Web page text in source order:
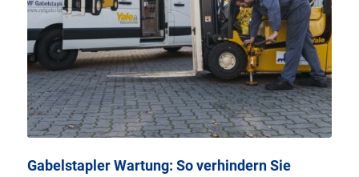
Gabelstapler Wartung: So verhindern Sie